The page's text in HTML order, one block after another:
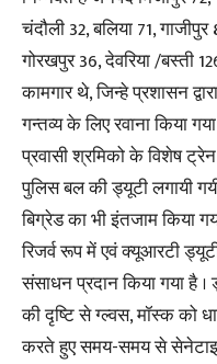
चंदौली 32, बलिया 71,
गोरखपुर 36, देवरिया /बस्ती
कामगार थे, जिन्हे प्रशासन
गन्तव्य के लिए रवाना किया
प्रवासी श्रमिको के विशेष
पुलिस बल की ड्यूटी लगायी
बिग्रेड का भी इंतजाम किया
रिजर्व रूप में एवं क्यूआरटी
संसाधन प्रदान किया गया है ।
की दृष्टि से ग्ल्वस, मॉस्क को
करते हुए समय-समय से